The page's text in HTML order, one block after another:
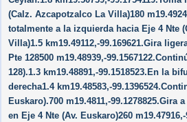
(Calz. Azcapotzalco La Villa)180
totalmente a la izquierda hacia Eje 4 Nte
Villa)1.5 km19.49112,-99.169621.Gira
Pte 128500 m19.48939,-
128).1.3 km19.48891,-99.1518523.En la
derecha1.4 km19.48583,-
Euskaro).700 m19.4811,-99.1278825.Gira
en Eje 4 Nte (Av. Euskaro)260